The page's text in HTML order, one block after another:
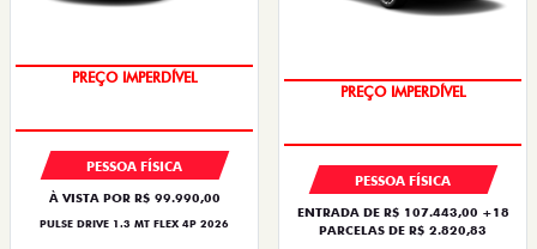
PREÇO IMPERDÍVEL
PESSOA FÍSICA
À VISTA POR R$ 99.990,00
PULSE DRIVE 1.3 MT FLEX 4P 2026
PREÇO IMPERDÍVEL
PESSOA FÍSICA
ENTRADA DE R$ 107.443,00 +18
PARCELAS DE R$ 2.820,83